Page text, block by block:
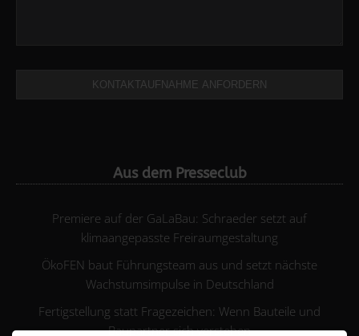
KONTAKTAUFNAHME ANFORDERN
Aus dem Presseclub
Premiere auf der GaLaBau: Schraeder setzt auf
klimaangepasste Freiraumgestaltung
ÖkoFEN baut Führungsteam aus und setzt nächste
Wachstumsimpulse in Deutschland
Fertigstellung statt Fragezeichen: Wenn Bauteile und
Baupartner sich verstehen